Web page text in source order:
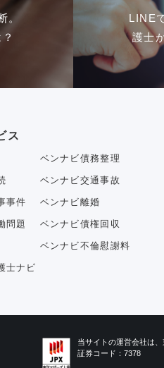
。
LINE
護士
ス
ベンナビ債務整理
ベンナビ交通事故
事件 ベンナビ離婚
問題 ベンナビ債権回収
ベンナビ不倫慰謝料
士ナビ
当サイトの運営会社は
証券コード：7378